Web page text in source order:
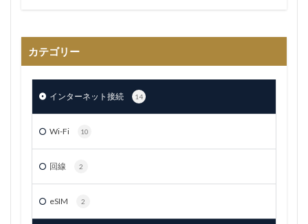
カテゴリー
インターネット接続 14
Wi-Fi 10
回線 2
eSIM 2